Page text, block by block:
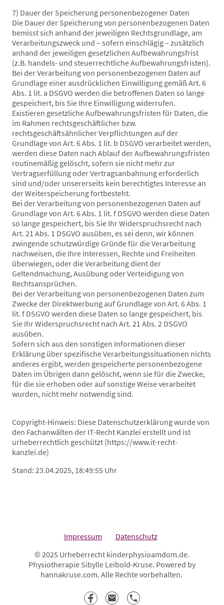
7) Dauer der Speicherung personenbezogener Daten
Die Dauer der Speicherung von personenbezogenen Daten
bemisst sich anhand der jeweiligen Rechtsgrundlage, am
Verarbeitungszweck und – sofern einschlägig – zusätzlich
anhand der jeweiligen gesetzlichen Aufbewahrungsfrist
(z.B. handels- und steuerrechtliche Aufbewahrungsfristen).
Bei der Verarbeitung von personenbezogenen Daten auf
Grundlage einer ausdrücklichen Einwilligung gemäß Art. 6
Abs. 1 lit. a DSGVO werden die betroffenen Daten so lange
gespeichert, bis Sie Ihre Einwilligung widerrufen.
Existieren gesetzliche Aufbewahrungsfristen für Daten, die
im Rahmen rechtsgeschäftlicher bzw.
rechtsgeschäftsähnlicher Verpflichtungen auf der
Grundlage von Art. 6 Abs. 1 lit. b DSGVO verarbeitet werden,
werden diese Daten nach Ablauf der Aufbewahrungsfristen
routinemäßig gelöscht, sofern sie nicht mehr zur
Vertragserfüllung oder Vertragsanbahnung erforderlich
sind und/oder unsererseits kein berechtigtes Interesse an
der Weiterspeicherung fortbesteht.
Bei der Verarbeitung von personenbezogenen Daten auf
Grundlage von Art. 6 Abs. 1 lit. f DSGVO werden diese Daten
so lange gespeichert, bis Sie Ihr Widerspruchsrecht nach
Art. 21 Abs. 1 DSGVO ausüben, es sei denn, wir können
zwingende schutzwürdige Gründe für die Verarbeitung
nachweisen, die Ihre Interessen, Rechte und Freiheiten
überwiegen, oder die Verarbeitung dient der
Geltendmachung, Ausübung oder Verteidigung von
Rechtsansprüchen.
Bei der Verarbeitung von personenbezogenen Daten zum
Zwecke der Direktwerbung auf Grundlage von Art. 6 Abs. 1
lit. f DSGVO werden diese Daten so lange gespeichert, bis
Sie Ihr Widerspruchsrecht nach Art. 21 Abs. 2 DSGVO
ausüben.
Sofern sich aus den sonstigen Informationen dieser
Erklärung über spezifische Verarbeitungssituationen nichts
anderes ergibt, werden gespeicherte personenbezogene
Daten im Übrigen dann gelöscht, wenn sie für die Zwecke,
für die sie erhoben oder auf sonstige Weise verarbeitet
wurden, nicht mehr notwendig sind.
Copyright-Hinweis: Diese Datenschutzerklärung wurde von
den Fachanwälten der IT-Recht Kanzlei erstellt und ist
urheberrechtlich geschützt (https://www.it-recht-
kanzlei.de)
Stand: 23.04.2025, 18:49:55 Uhr
Impressum
Datenschutz
© 2025 Urheberrecht kinderphysioamdom.de.
Physiotherapie Sibylle Leibold-Kruse. Powered by
hannakruse.com. Alle Rechte vorbehalten.